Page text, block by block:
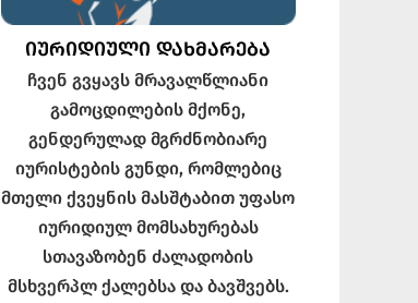
ᲘᲣᲠᲘᲓᲘᲣᲚᲘ ᲓᲐᲮᲛᲐᲠᲔᲑᲐ
ჩვენ გვყავს მრავალწლიანი
გამოცდილების მქონე,
გენდერულად მგრძნობიარე
იურისტების გუნდი, რომლებიც
მთელი ქვეყნის მასშტაბით უფასო
იურიდიულ მომსახურებას
სთავაზობენ ძალადობის
მსხვერპლ ქალებსა და ბავშვებს.